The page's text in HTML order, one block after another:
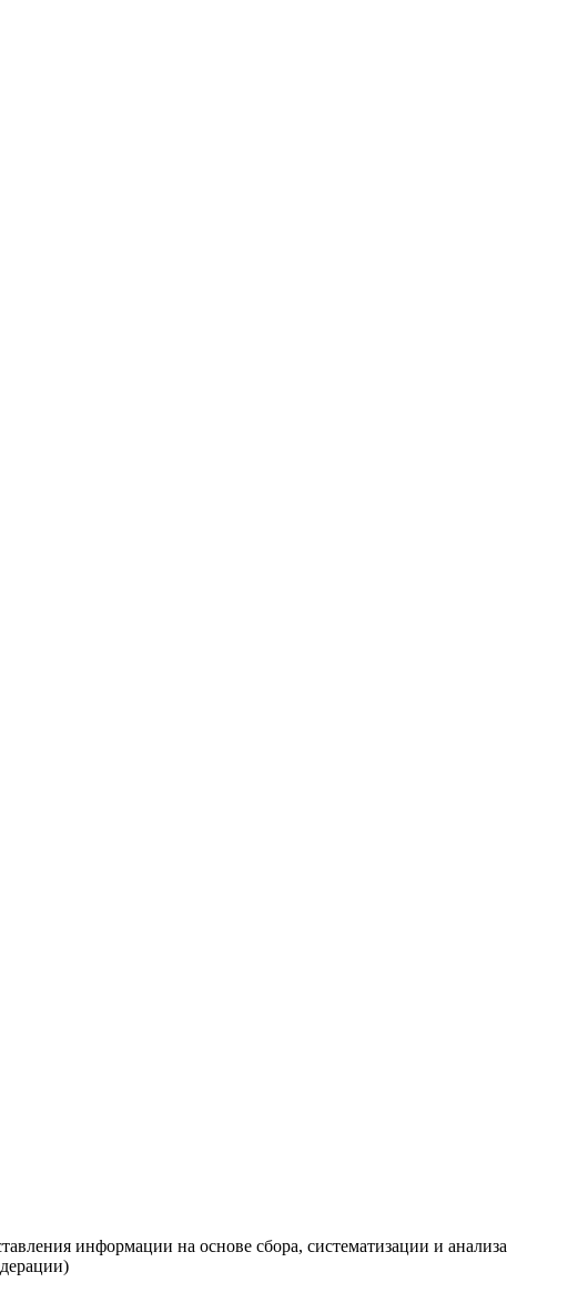
информации на основе сбора, систематизации и анализа